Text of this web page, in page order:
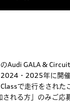
Audi GALA & Circuit
・2025年に開
で走行をされた
される方」のみご応